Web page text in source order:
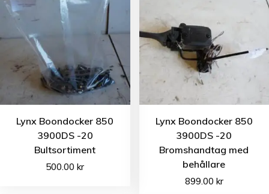
Lynx Boondocker 850
3900DS -20
Bultsortiment
500.00kr
Lynx Boondocker 850
3900DS -20
Bromshandtag med
behållare
899.00 kr